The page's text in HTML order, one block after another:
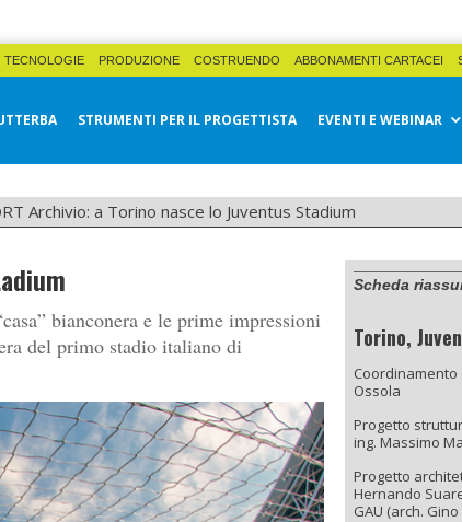
TECNOLOGIE PRODUZIONE COSTRUENDO ABBONAMENTI CARTACEI
STRUMENTI PER IL PROGETTISTA EVENTI E WEBINAR
Archivio: a Torino nasce lo Juventus Stadium
bianconera e le prime impressioni
del primo stadio italiano di
Scheda
Torino,
Coordinamento
Ossola
Progetto
ing. Massimo
Progetto
Hernando
GAU (arch.